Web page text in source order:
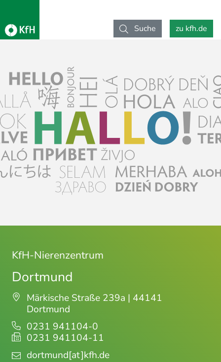
Suche zu kfh.de
KfH-Nierenzentrum
Dortmund
Märkische Straße 239a | 44141
Dortmund
0231 941104-0
0231 941104-11
dortmund[at]kfh.de